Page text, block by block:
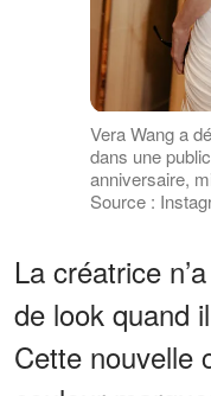
Vera Wang a
dans une
anniversaire,
Source :
La créatrice
de look quand
Cette nouvelle